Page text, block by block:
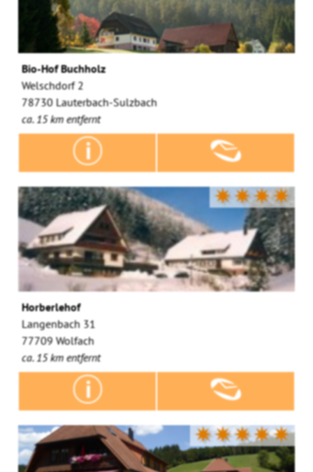
Bio-Hof Buchholz
Welschdorf 2
78730 Lauterbach-Sulzbach
ca. 15 km entfernt
✷✷✷✷
Horberlehof
Langenbach 31
77709 Wolfach
ca. 15 km entfernt
✷✷✷✷✷